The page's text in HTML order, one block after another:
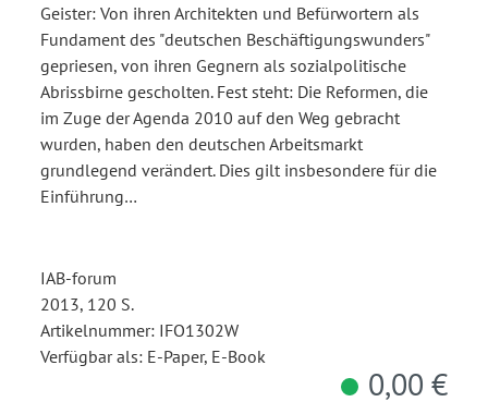
Geister: Von ihren Architekten und Befürwortern als
Fundament des "deutschen Beschäftigungswunders"
gepriesen, von ihren Gegnern als sozialpolitische
Abrissbirne gescholten. Fest steht: Die Reformen, die
im Zuge der Agenda 2010 auf den Weg gebracht
wurden, haben den deutschen Arbeitsmarkt
grundlegend verändert. Dies gilt insbesondere für die
Einführung…
IAB-forum
2013, 120 S.
Artikelnummer: IFO1302W
Verfügbar als: E-Paper, E-Book
0,00 €